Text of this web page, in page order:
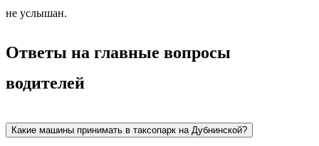
не услышан.
Ответы на главные вопросы
водителей
Какие машины принимать в таксопарк на Дубнинской?